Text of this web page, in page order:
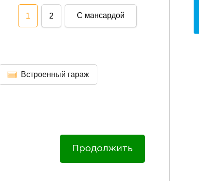
1 2 С мансардой
Встроенный гараж
Продолжить